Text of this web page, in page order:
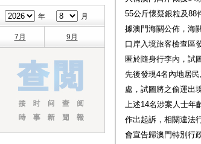
年 月
7月 9月
55公斤懷疑銀粒及88
據澳門海關公佈，海
口岸入境旅客檢查區
匿於隨身行李內，試
先後發現4名內地居
處，試圖將之偷運出境
上述14名涉案人士年
作出起訴，相關違法
會宣告歸澳門特別行